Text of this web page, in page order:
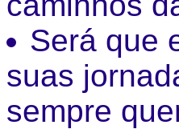
Será que
suas
sempre